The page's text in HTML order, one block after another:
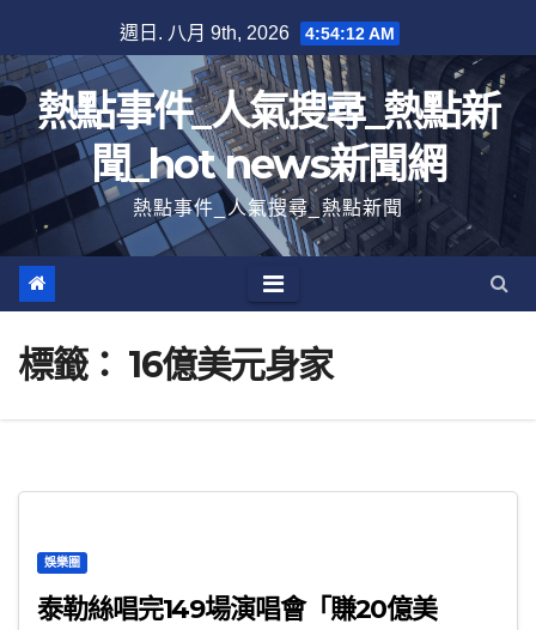
至
內
容
週日. 八月 9th, 2026 4:54:13 AM
熱點事件_人氣搜尋_熱點新
聞_hot news新聞網
熱點事件_人氣搜尋_熱點新聞
標籤： 16億美元身家
娛樂圈
泰勒絲唱完149場演唱會「賺20億美